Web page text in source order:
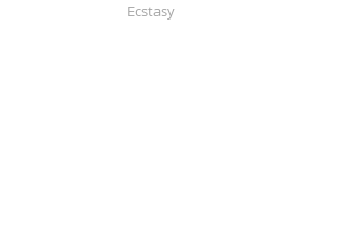
Ecstasy